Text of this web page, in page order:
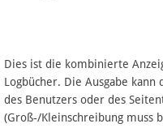
Artikel nach Kategorien
FAQ
Dies ist die kombinierte
Logbücher. Die Ausgabe kann
des Benutzers oder des
(Groß-/Kleinschreibung muss